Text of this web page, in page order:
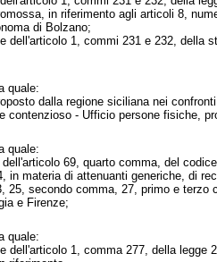
in riferimento agli articoli 8,
di Bolzano;
1, commi 231 e 232, della
quale:
dalla regione siciliana nei
- Ufficio persone fisiche,
quale:
69, quarto comma, del
in materia di attenuanti generiche, di
secondo comma, 27, primo e
e Firenze;
quale:
1, comma 277, della legge